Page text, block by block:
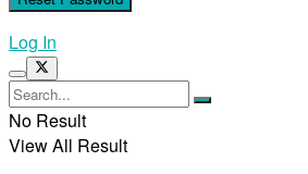
Log In
No Result
View All Result